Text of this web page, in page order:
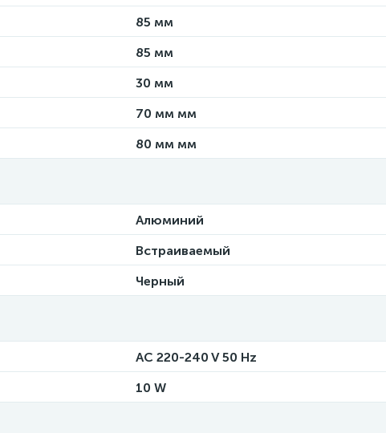
85 мм
85 мм
30 мм
70 мм мм
80 мм мм
Алюминий
Встраиваемый
Черный
AC 220-240 V 50 Hz
10 W